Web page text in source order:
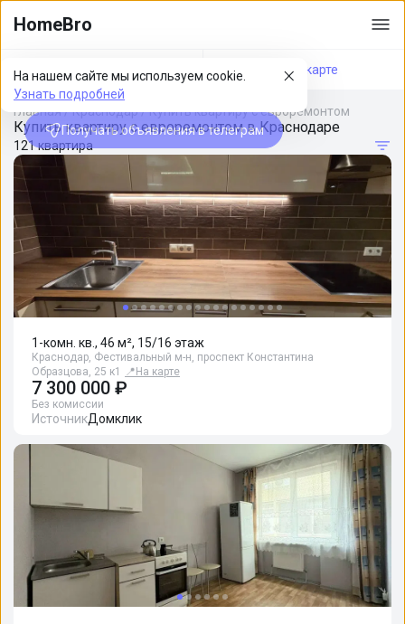
HomeBro
На нашем сайте мы используем cookie.
Узнать подробней
Получать объявления в телеграм
Фильтры На карте
Главная/Краснодар/Купить квартиру с евроремонтом
Купить квартиру с евроремонтом в Краснодаре
121 квартира
1-комн. кв., 46 м², 15/16 этаж
Краснодар, Фестивальный м-н, проспект Константина
Образцова, 25 к1
📍 На карте
7 300 000 ₽
Без комиссии
ИсточникДомклик